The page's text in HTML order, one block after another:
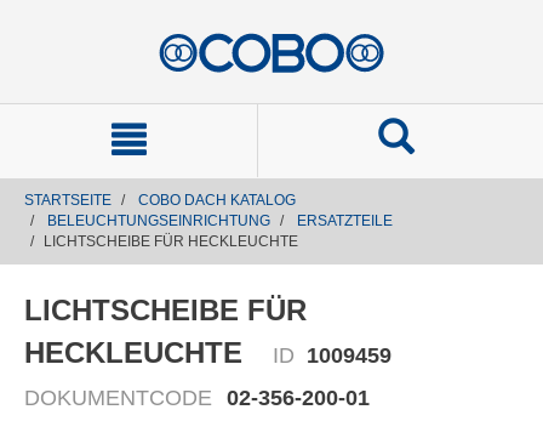
STARTSEITE
COBO DACH KATALOG
BELEUCHTUNGSEINRICHTUNG
ERSATZTEILE
LICHTSCHEIBE FÜR HECKLEUCHTE
LICHTSCHEIBE FÜR
HECKLEUCHTE
ID 1009459
DOKUMENTCODE 02-356-200-01